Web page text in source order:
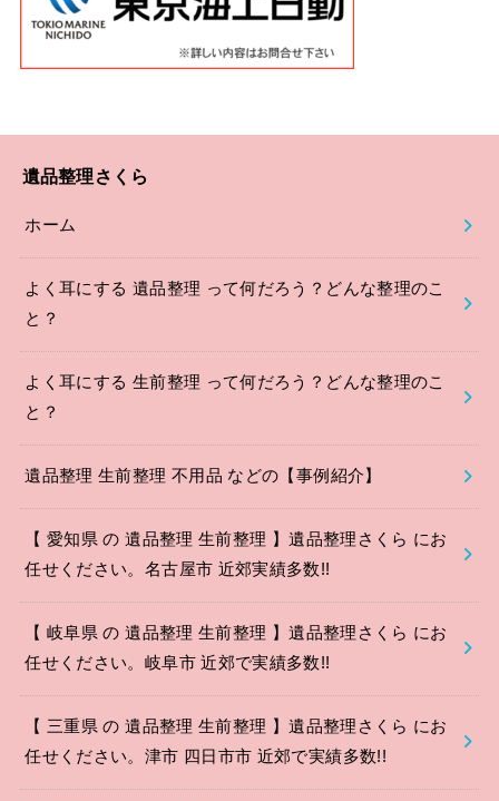
遺品整理さくら
ホーム
よく耳にする 遺品整理 って何だろう？どんな整理のこ
と？
よく耳にする 生前整理 って何だろう？どんな整理のこ
と？
遺品整理 生前整理 不用品 などの【事例紹介】
【 愛知県 の 遺品整理 生前整理 】遺品整理さくら にお
任せください。名古屋市 近郊実績多数!!
【 岐阜県 の 遺品整理 生前整理 】遺品整理さくら にお
任せください。岐阜市 近郊で実績多数!!
【 三重県 の 遺品整理 生前整理 】遺品整理さくら にお
任せください。津市 四日市市 近郊で実績多数!!